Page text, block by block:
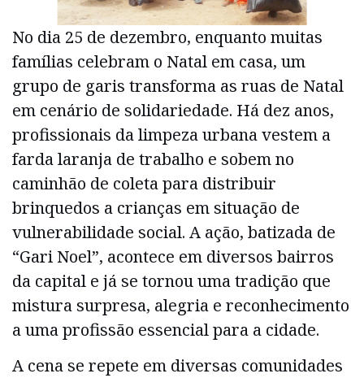
No dia 25 de dezembro, enquanto muitas
famílias celebram o Natal em casa, um
grupo de garis transforma as ruas de Natal
em cenário de solidariedade. Há dez anos,
profissionais da limpeza urbana vestem a
farda laranja de trabalho e sobem no
caminhão de coleta para distribuir
brinquedos a crianças em situação de
vulnerabilidade social. A ação, batizada de
“Gari Noel”, acontece em diversos bairros
da capital e já se tornou uma tradição que
mistura surpresa, alegria e reconhecimento
a uma profissão essencial para a cidade.
A cena se repete em diversas comunidades